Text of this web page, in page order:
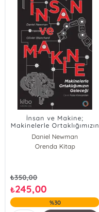
İnsan ve Makine;
Makinelerle Ortaklığımızın
Geleceği
Daniel Newman
Olivier Blanchard
Orenda Kitap
₺350,00
₺245,00
%30